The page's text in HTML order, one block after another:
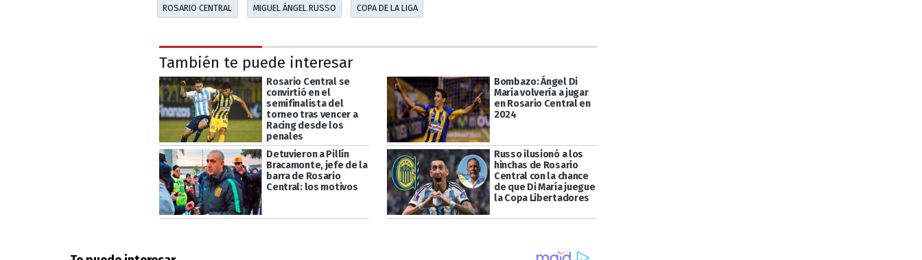
ROSARIO CENTRAL MIGUEL ÁNGEL RUSSO COPA DE LA LIGA
También te puede interesar
Rosario Central se
convirtió en el
semifinalista del
torneo tras vencer a
Racing desde los
penales
Bombazo: Ángel Di
María volvería a jugar
en Rosario Central en
2024
Detuvieron a Pillín
Bracamonte, jefe de la
barra de Rosario
Central: los motivos
Russo ilusionó a los
hinchas de Rosario
Central con la chance
de que Di María juegue
la Copa Libertadores